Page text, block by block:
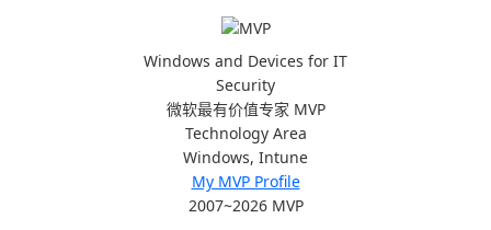
Windows and Devices for IT
Security
微软最有价值专家 MVP
Technology Area
Windows, Intune
My MVP Profile
2007~2026 MVP